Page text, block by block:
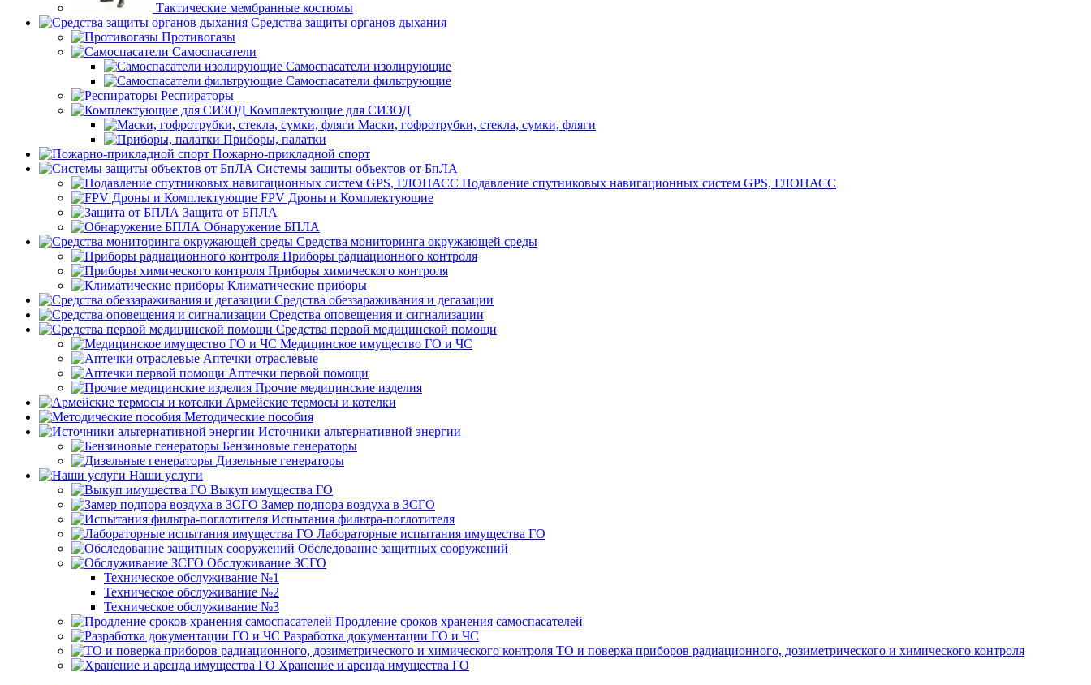
Тактические мембранные костюмы
Средства защиты органов дыхания
Противогазы
Самоспасатели
Самоспасатели изолирующие
Самоспасатели фильтрующие
Респираторы
Комплектующие для СИЗОД
Маски, гофротрубки, стекла, сумки, фляги
Приборы, палатки
Пожарно-прикладной спорт
Системы защиты объектов от БпЛА
Подавление спутниковых навигационных систем GPS, ГЛОНАСС
FPV Дроны и Комплектующие
Защита от БПЛА
Обнаружение БПЛА
Средства мониторинга окружающей среды
Приборы радиационного контроля
Приборы химического контроля
Климатические приборы
Средства обеззараживания и дегазации
Средства оповещения и сигнализации
Средства первой медицинской помощи
Медицинское имущество ГО и ЧС
Аптечки отраслевые
Аптечки первой помощи
Прочие медицинские изделия
Армейские термосы и котелки
Методические пособия
Источники альтернативной энергии
Бензиновые генераторы
Дизельные генераторы
Наши услуги
Выкуп имущества ГО
Замер подпора воздуха в ЗСГО
Испытания фильтра-поглотителя
Лабораторные испытания имущества ГО
Обследование защитных сооружений
Обслуживание ЗСГО
Техническое обслуживание №1
Техническое обслуживание №2
Техническое обслуживание №3
Продление сроков хранения самоспасателей
Разработка документации ГО и ЧС
ТО и поверка приборов радиационного, дозиметрического и химического контроля
Хранение и аренда имущества ГО